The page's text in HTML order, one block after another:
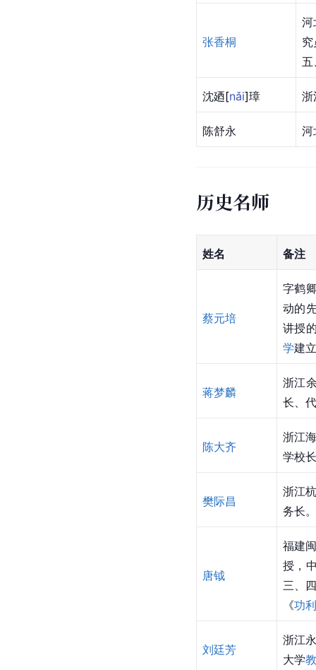
张香桐
河
五
沈廼[nǎi]璋 浙
陈舒永 河
历史名师
姓名 备注
蔡元培
字鹤
动的
讲授
学建
蒋梦麟
浙江
长、
陈大齐
浙江
学校
樊际昌
浙江
务长
唐钺
福建
授，
三、
《功
刘廷芳
浙江
大学